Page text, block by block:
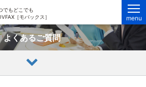
menu
MOVFAX（モバックス）
でもどこでも
［モバックス］
よくあるご質問